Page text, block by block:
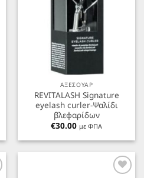
ΑΞΕΣΟΥΑΡ
REVITALASH Signature
eyelash curler-Ψαλίδι
βλεφαρίδων
€30.00 με ΦΠΑ
Προσθήκη